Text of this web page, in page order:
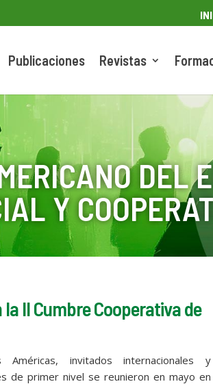
Publicaciones Revistas
DEL
Y
II Cumbre Cooperativa de
invitados internacionales y
de primer nivel se reunieron en mayo en